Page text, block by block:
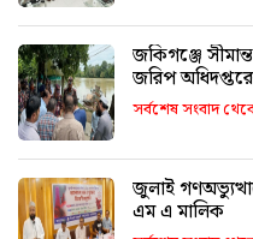
জকিগঞ্জে
জরিপ
সর্বশেষ সংবাদ
জুলাই
এম এ মালিক